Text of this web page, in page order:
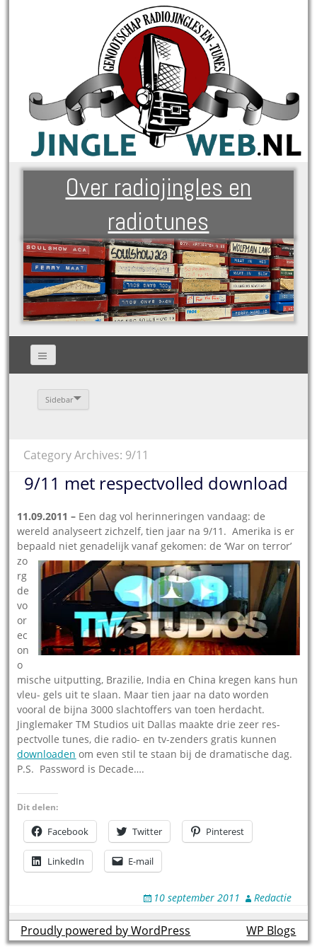
Over radiojingles en
radiotunes
Sidebar
Category Archives: 9/11
9/11 met respectvolled download
11.09.2011 – Een dag vol herinneringen vandaag: de
wereld analyseert zichzelf, tien jaar na 9/11. Amerika is er
bepaald niet genadelijk vanaf gekomen: de ‘War on terror’
zo
rg
de
vo
or
ec
on
o
mische uitputting, Brazilie, India en China kregen kans hun
vleu- gels uit te slaan. Maar tien jaar na dato worden
vooral de bijna 3000 slachtoffers van toen herdacht.
Jinglemaker TM Studios uit Dallas maakte drie zeer res-
pectvolle tunes, die radio- en tv-zenders gratis kunnen
downloaden om even stil te staan bij de dramatische dag.
P.S. Password is Decade….
Dit delen:
Facebook Twitter Pinterest
LinkedIn E-mail
10 september 2011 Redactie
Proudly powered by WordPress theme byWP Blogs